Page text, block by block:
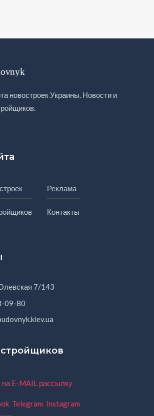
новостроек Украины. Новости и
Реклама
Контакты
7/143
09-80
на E-MAIL рассылку
Telegram Instagram